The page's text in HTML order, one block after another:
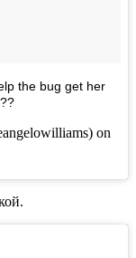
the bug get her
on